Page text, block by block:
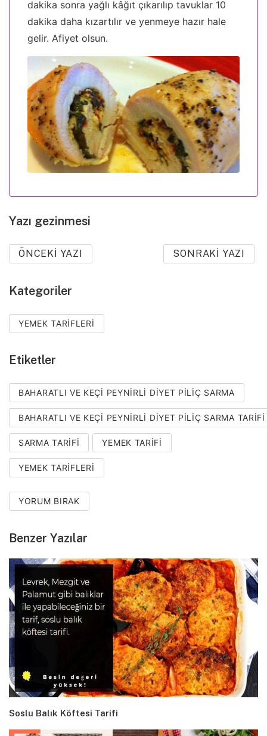
dakika sonra yağlı kâğıt çıkarılıp tavuklar 10
dakika daha kızartılır ve yenmeye hazır hale
gelir. Afiyet olsun.
Yazı gezinmesi
ÖNCEKI YAZI SONRAKI YAZI
Kategoriler
YEMEK TARIFLERI
Etiketler
BAHARATLI VE KEÇI PEYNIRLI DIYET PILIÇ SARMA
BAHARATLI VE KEÇI PEYNIRLI DIYET PILIÇ SARMA TARIFI
SARMA TARIFI YEMEK TARIFI
YEMEK TARIFLERI
YORUM BIRAK
Benzer Yazılar
Soslu Balık Köftesi Tarifi